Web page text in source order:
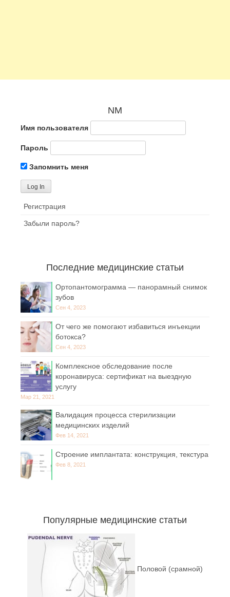
NM
Имя пользователя
Пароль
Запомнить меня
Регистрация
Забыли пароль?
Последние медицинские статьи
Ортопантомограмма — панорамный снимок
зубов
Сен 4, 2023
От чего же помогают избавиться инъекции
ботокса?
Сен 4, 2023
Комплексное обследование после
коронавируса: сертификат на выездную
услугу
Мар 21, 2021
Валидация процесса стерилизации
медицинских изделий
Фев 14, 2021
Строение имплантата: конструкция, текстура
Фев 8, 2021
Популярные медицинские статьи
Половой (срамной)